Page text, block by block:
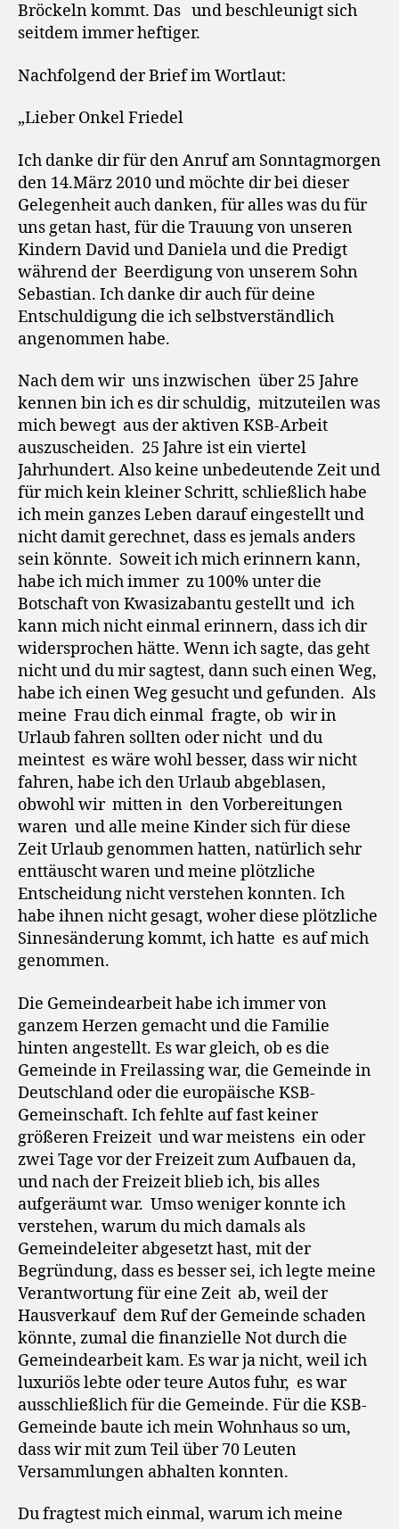
Bröckeln kommt. Das und beschleunigt sich
seitdem immer heftiger.
Nachfolgend der Brief im Wortlaut:
„Lieber Onkel Friedel
Ich danke dir für den Anruf am Sonntagmorgen
den 14.März 2010 und möchte dir bei dieser
Gelegenheit auch danken, für alles was du für
uns getan hast, für die Trauung von unseren
Kindern David und Daniela und die Predigt
während der Beerdigung von unserem Sohn
Sebastian. Ich danke dir auch für deine
Entschuldigung die ich selbstverständlich
angenommen habe.
Nach dem wir uns inzwischen über 25 Jahre
kennen bin ich es dir schuldig, mitzuteilen was
mich bewegt aus der aktiven KSB-Arbeit
auszuscheiden. 25 Jahre ist ein viertel
Jahrhundert. Also keine unbedeutende Zeit und
für mich kein kleiner Schritt, schließlich habe
ich mein ganzes Leben darauf eingestellt und
nicht damit gerechnet, dass es jemals anders
sein könnte. Soweit ich mich erinnern kann,
habe ich mich immer zu 100% unter die
Botschaft von Kwasizabantu gestellt und ich
kann mich nicht einmal erinnern, dass ich dir
widersprochen hätte. Wenn ich sagte, das geht
nicht und du mir sagtest, dann such einen Weg,
habe ich einen Weg gesucht und gefunden. Als
meine Frau dich einmal fragte, ob wir in
Urlaub fahren sollten oder nicht und du
meintest es wäre wohl besser, dass wir nicht
fahren, habe ich den Urlaub abgeblasen,
obwohl wir mitten in den Vorbereitungen
waren und alle meine Kinder sich für diese
Zeit Urlaub genommen hatten, natürlich sehr
enttäuscht waren und meine plötzliche
Entscheidung nicht verstehen konnten. Ich
habe ihnen nicht gesagt, woher diese plötzliche
Sinnesänderung kommt, ich hatte es auf mich
genommen.
Die Gemeindearbeit habe ich immer von
ganzem Herzen gemacht und die Familie
hinten angestellt. Es war gleich, ob es die
Gemeinde in Freilassing war, die Gemeinde in
Deutschland oder die europäische KSB-
Gemeinschaft. Ich fehlte auf fast keiner
größeren Freizeit und war meistens ein oder
zwei Tage vor der Freizeit zum Aufbauen da,
und nach der Freizeit blieb ich, bis alles
aufgeräumt war. Umso weniger konnte ich
verstehen, warum du mich damals als
Gemeindeleiter abgesetzt hast, mit der
Begründung, dass es besser sei, ich legte meine
Verantwortung für eine Zeit ab, weil der
Hausverkauf dem Ruf der Gemeinde schaden
könnte, zumal die finanzielle Not durch die
Gemeindearbeit kam. Es war ja nicht, weil ich
luxuriös lebte oder teure Autos fuhr, es war
ausschließlich für die Gemeinde. Für die KSB-
Gemeinde baute ich mein Wohnhaus so um,
dass wir mit zum Teil über 70 Leuten
Versammlungen abhalten konnten.
Du fragtest mich einmal, warum ich meine